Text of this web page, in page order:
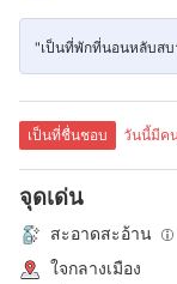
"เป็นที่พักที่นอนหลับสบ
เป็นที่ชื่นชอบ วันนี้มีค
จุดเด่น
สะอาดสะอ้าน
ใจกลางเมือง